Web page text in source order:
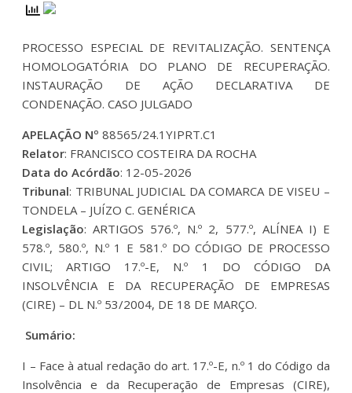
PROCESSO ESPECIAL DE REVITALIZAÇÃO. SENTENÇA
HOMOLOGATÓRIA DO PLANO DE RECUPERAÇÃO.
INSTAURAÇÃO DE AÇÃO DECLARATIVA DE
CONDENAÇÃO. CASO JULGADO
APELAÇÃO Nº 88565/24.1YIPRT.C1
Relator: FRANCISCO COSTEIRA DA ROCHA
Data do Acórdão: 12-05-2026
Tribunal: TRIBUNAL JUDICIAL DA COMARCA DE VISEU –
TONDELA – JUÍZO C. GENÉRICA
Legislação: ARTIGOS 576.º, N.º 2, 577.º, ALÍNEA I) E
578.º, 580.º, N.º 1 E 581.º DO CÓDIGO DE PROCESSO
CIVIL; ARTIGO 17.º-E, N.º 1 DO CÓDIGO DA
INSOLVÊNCIA E DA RECUPERAÇÃO DE EMPRESAS
(CIRE) – DL N.º 53/2004, DE 18 DE MARÇO.
Sumário:
I – Face à atual redação do art. 17.º-E, n.º 1 do Código da
Insolvência e da Recuperação de Empresas (CIRE),